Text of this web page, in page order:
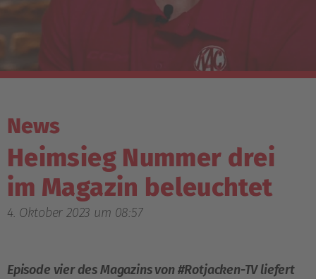
News
Heimsieg Nummer drei
im Magazin beleuchtet
4. Oktober 2023 um 08:57
Episode vier des Magazins von #Rotjacken-TV liefert